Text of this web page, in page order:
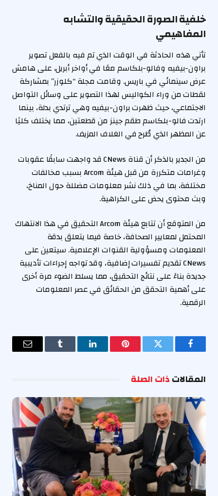
خلفية الصورة الحقيقية والتشابه
المفاهيمي
تأتي هذه الحادثة في الوقت الذي تم فيه بالفعل تصوير
براون-بيفيه وفالو-بلكاسم معًا في أواخر أبريل، على هامش
عرض سينمائي في باريس. وقامت مجلة “كلوزر” بمشاركة
لقطات من وراء الكواليس لهذا التصوير على وسائل التواصل
الاجتماعي، حيث ظهرت براون-بيفيه وهي ترتدي بدلة، بينما
ارتدت فالو-بلكاسم طقم جينز من قطعتين، مما يختلف كليًا
عن المظهر الذي طُرح في الغلاف المزيف.
من الجدير بالذكر أن قناة CNews قد واجهت سابقًا عقوبات
وغرامات متكررة من قبل هيئة Arcom بسبب مخالفات
مختلفة، بما في ذلك نشر معلومات مضللة حول المناخ،
وبث محتوى يحض على الكراهية.
من المتوقع أن تتابع هيئة Arcom التحقيق في هذا الانتهاك
المحتمل لمعايير الصحافة، خاصة فيما يتعلق بدقة
المعلومات ومسؤولية القنوات الإعلامية. سيتعين على
CNews تقديم تفسيرات إضافية، وقد تواجه إجراءات تأديبية
جديدة بناءً على نتائج التحقيق، مما يسلط الضوء مرة أخرى
على أهمية التحقق من الحقائق في عصر المعلومات
الرقمية.
فيسبوك تويتر بينتيريستلينكدإن Tumblr
البريد
المقالاتذات الصلة